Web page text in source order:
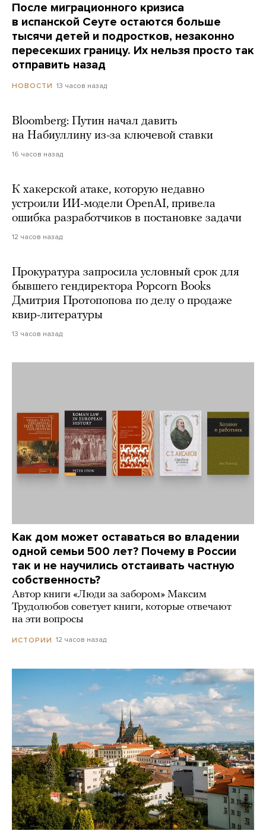
После миграционного кризиса
в испанской Сеуте остаются больше
тысячи детей и подростков, незаконно
пересекших границу. Их нельзя просто так
отправить назад
НОВОСТИ 13 часов назад
Bloomberg: Путин начал давить
на Набиуллину из-за ключевой ставки
16 часов назад
К хакерской атаке, которую недавно
устроили ИИ-модели OpenAI, привела
ошибка разработчиков в постановке задачи
12 часов назад
Прокуратура запросила условный срок для
бывшего гендиректора Popcorn Books
Дмитрия Протопопова по делу о продаже
квир-литературы
13 часов назад
Как дом может оставаться во владении
одной семьи 500 лет? Почему в России
так и не научились отстаивать частную
собственность?
Автор книги «Люди за забором» Максим
Трудолюбов советует книги, которые отвечают
на эти вопросы
ИСТОРИИ 12 часов назад